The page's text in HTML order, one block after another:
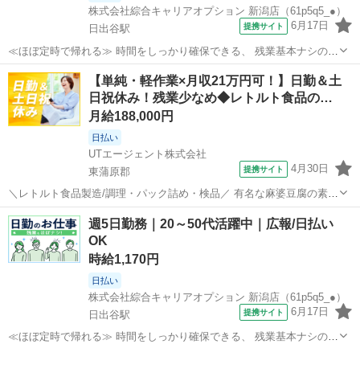
株式会社綜合キャリアオプション 新潟店（61p5q5_●）
日出谷駅
提携サイト 6月17日
≪ほぼ定時で帰れる≫ 時間をしっかり確保できる、 残業基本ナシのお
仕事♪ オンとオフをきっちり切り替えたい方にオススメ！ ≪週休2日制
≫ 週末は家族や友人と一緒にプライベート満喫！ ≪ラクラク制服アリ
≫ 制服があるので、 毎...
新潟 東蒲原郡 日出谷駅 工場
【単純・軽作業×月収21万円可！】日勤＆土
日祝休み！残業少なめ◆レトルト食品の…
月給188,000円
日払い
UTエージェント株式会社
東蒲原郡
提携サイト 4月30日
＼レトルト食品製造/調理・パック詰め・検品／ 有名な麻婆豆腐の素、
釜飯の素などの レトルト食を中心とした製造業務です♪ 一度は目にし
たことのある大手メーカーの ブランド商品の製造に携われます♪ 原材
料は日本国内のみならず世...
新潟 東蒲原郡 工場
週5日勤務｜20～50代活躍中｜広報/日払い
OK
時給1,170円
日払い
株式会社綜合キャリアオプション 新潟店（61p5q5_●）
日出谷駅
提携サイト 6月17日
≪ほぼ定時で帰れる≫ 時間をしっかり確保できる、 残業基本ナシのお